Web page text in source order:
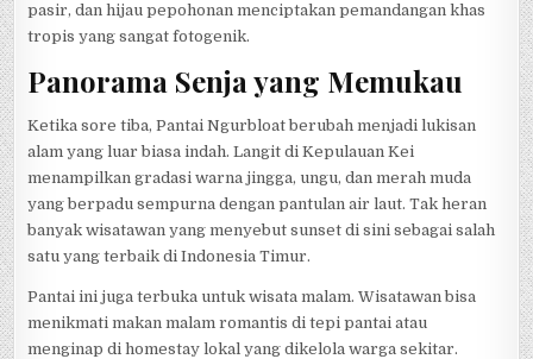
pasir, dan hijau pepohonan menciptakan pemandangan khas
tropis yang sangat fotogenik.
Panorama Senja yang Memukau
Ketika sore tiba, Pantai Ngurbloat berubah menjadi lukisan
alam yang luar biasa indah. Langit di Kepulauan Kei
menampilkan gradasi warna jingga, ungu, dan merah muda
yang berpadu sempurna dengan pantulan air laut. Tak heran
banyak wisatawan yang menyebut sunset di sini sebagai salah
satu yang terbaik di Indonesia Timur.
Pantai ini juga terbuka untuk wisata malam. Wisatawan bisa
menikmati makan malam romantis di tepi pantai atau
menginap di homestay lokal yang dikelola warga sekitar.